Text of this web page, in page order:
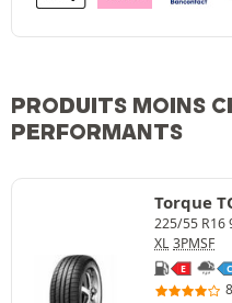
PRODUITS MOINS
PERFORMANTS
Torque
225/55 R16
XL 3PMSF
E C